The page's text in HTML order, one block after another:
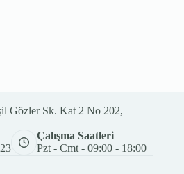
Gözler Sk. Kat 2 No 202,
Çalışma Saatleri
Pzt - Cmt - 09:00 - 18:00